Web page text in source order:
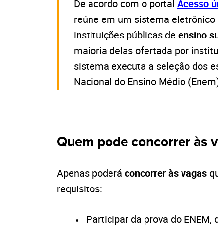
De acordo com o portal Acesso
reúne em um sistema
instituições públicas de ensino
maioria delas ofertada por
sistema executa a seleção dos
Nacional do Ensino Médio
Quem pode concorrer às
Apenas poderá concorrer às vagas
requisitos:
Participar da prova do ENEM,